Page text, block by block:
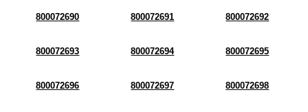
800072690 800072691 800072692
800072693 800072694 800072695
800072696 800072697 800072698